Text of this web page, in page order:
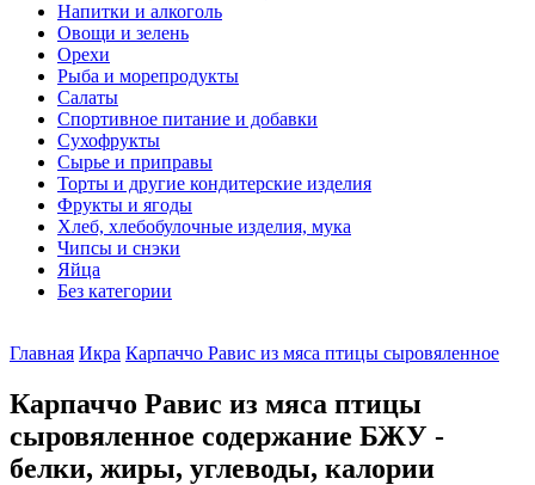
Напитки и алкоголь
Овощи и зелень
Орехи
Рыба и морепродукты
Салаты
Спортивное питание и добавки
Сухофрукты
Сырье и приправы
Торты и другие кондитерские изделия
Фрукты и ягоды
Хлеб, хлебобулочные изделия, мука
Чипсы и снэки
Яйца
Без категории
Главная Икра Карпаччо Равис из мяса птицы сыровяленное
Карпаччо Равис из мяса птицы
сыровяленное содержание БЖУ -
белки, жиры, углеводы, калории